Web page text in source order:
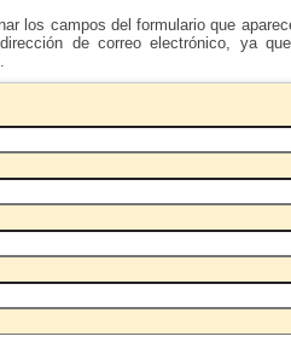
los campos del formulario que
de correo electrónico, ya